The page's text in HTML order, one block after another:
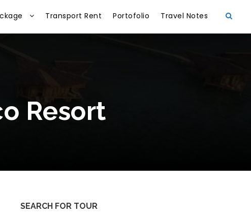
Transport Rent Portofolio Travel Notes
Resort
SEARCH FOR TOUR